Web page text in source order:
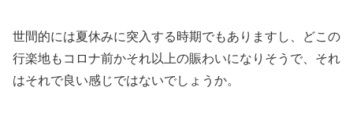
世間的には夏休みに突入する時期でもありますし、どこの
行楽地もコロナ前かそれ以上の賑わいになりそうで、それ
はそれで良い感じではないでしょうか。